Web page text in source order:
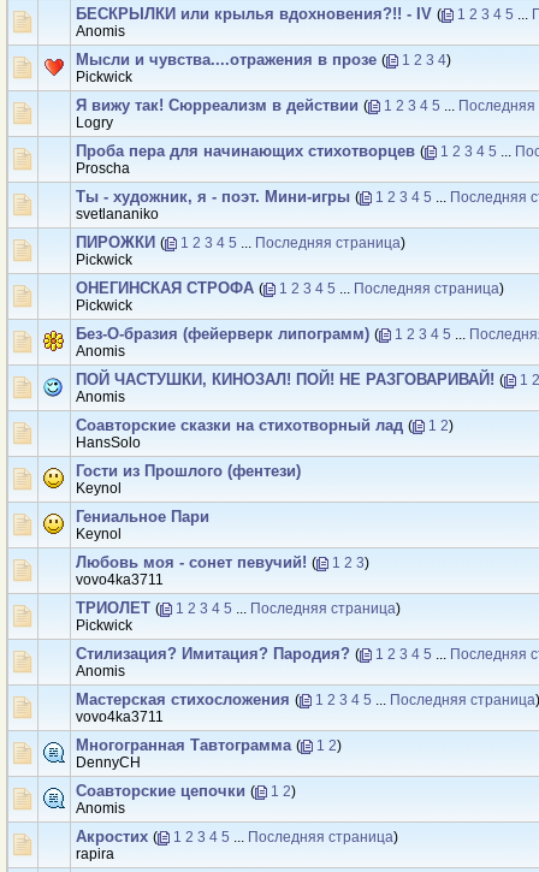
БЕСКРЫЛКИ или крылья вдохновения?!! - IV ( 1 2 3 4 5 ...
Anomis
Мысли и чувства....отражения в прозе ( 1 2 3 4)
Рickwick
Я вижу так! Сюрреализм в действии ( 1 2 3 4 5 ... Последняя
Logry
Проба пера для начинающих стихотворцев ( 1 2 3 4 5 ...
Proscha
Ты - художник, я - поэт. Мини-игры ( 1 2 3 4 5 ... Последняя
svetlananiko
ПИРОЖКИ ( 1 2 3 4 5 ... Последняя страница)
Рickwick
ОНЕГИНСКАЯ СТРОФА ( 1 2 3 4 5 ... Последняя страница)
Рickwick
Без-О-бразия (фейерверк липограмм) ( 1 2 3 4 5 ...
Anomis
ПОЙ ЧАСТУШКИ, КИНОЗАЛ! ПОЙ! НЕ РАЗГОВАРИВАЙ! ( 1 2
Anomis
Соавторские сказки на стихотворный лад ( 1 2)
HansSolo
Гости из Прошлого (фентези)
Keynol
Гениальное Пари
Keynol
Любовь моя - сонет певучий! ( 1 2 3)
vovo4ka3711
ТРИОЛЕТ ( 1 2 3 4 5 ... Последняя страница)
Рickwick
Стилизация? Имитация? Пародия? ( 1 2 3 4 5 ... Последняя
Anomis
Мастерская стихосложения ( 1 2 3 4 5 ... Последняя страница)
vovo4ka3711
Многогранная Тавтограмма ( 1 2)
DennyCH
Соавторские цепочки ( 1 2)
Anomis
Акростих ( 1 2 3 4 5 ... Последняя страница)
rapira